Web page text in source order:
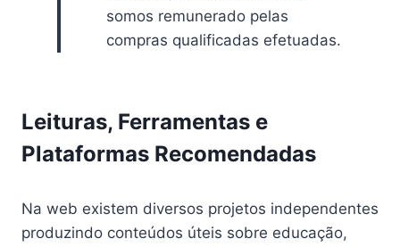
somos remunerado pelas
compras qualificadas efetuadas.
Leituras, Ferramentas e
Plataformas Recomendadas
Na web existem diversos projetos independentes
produzindo conteúdos úteis sobre educação,